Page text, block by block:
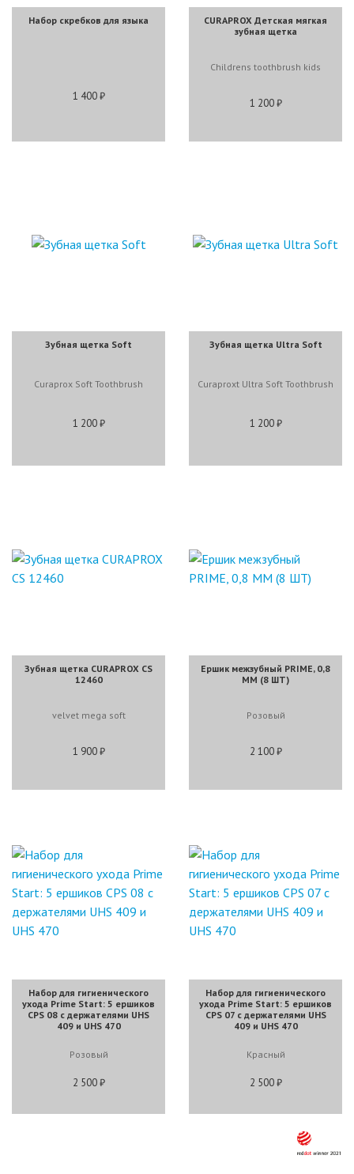
Набор скребков для языка
1 400 ₽
CURAPROX Детская мягкая
зубная щетка
Childrens toothbrush kids
1 200 ₽
Зубная щетка Soft
Curaprox Soft Toothbrush
1 200 ₽
Зубная щетка Ultra Soft
Curaproxt Ultra Soft Toothbrush
1 200 ₽
Зубная щетка CURAPROX CS
12460
velvet mega soft
1 900 ₽
Ершик межзубный PRIME, 0,8
ММ (8 ШТ)
Розовый
2 100 ₽
Набор для гигиенического
ухода Prime Start: 5 ершиков
CPS 08 с держателями UHS
409 и UHS 470
Pозовый
2 500 ₽
Набор для гигиенического
ухода Prime Start: 5 ершиков
CPS 07 с держателями UHS
409 и UHS 470
Красный
2 500 ₽